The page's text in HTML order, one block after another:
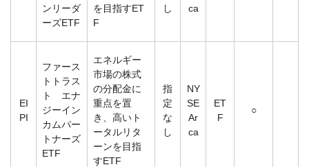
ンリーダ
ーズETF
を目指すET
F
し
ca
EI
PI
ファース
トトラス
ト エナ
ジーイン
カムパー
トナーズ
ETF
エネルギー
市場の株式
の分配金に
重点を置
き、高いト
ータルリタ
ーンを目指
すETF
指
定
な
し
NY
SE
Ar
ca
ET
F
○